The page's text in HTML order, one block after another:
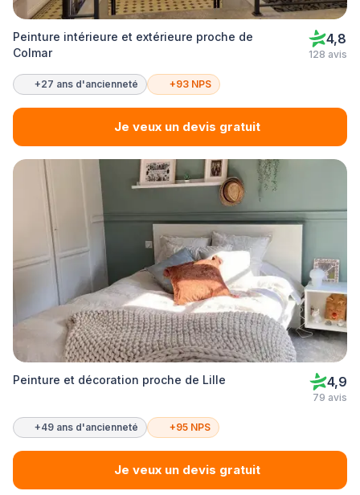
Peinture intérieure et extérieure proche de
Colmar
4,8
128 avis
+27 ans d'ancienneté +93 NPS
Je veux un devis gratuit
Peinture et décoration proche de Lille 4,9
79 avis
+49 ans d'ancienneté +95 NPS
Je veux un devis gratuit